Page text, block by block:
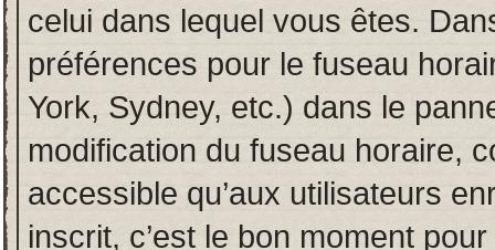
celui dans lequel vous êtes.
préférences pour le fuseau
York, Sydney, etc.) dans le
modification du fuseau horaire,
accessible qu’aux utilisateurs
inscrit, c’est le bon moment